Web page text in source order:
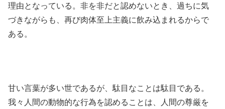
理由となっている。非を非だと認めないとき、過ちに気
づきながらも、再び肉体至上主義に飲み込まれるからで
ある。
甘い言葉が多い世であるが、駄目なことは駄目である。
我々人間の動物的な行為を認めることは、人間の尊厳を